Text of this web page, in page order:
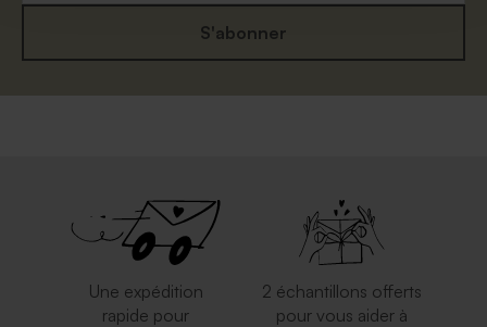
S'abonner
Une expédition
rapide pour
2 échantillons offerts
pour vous aider à